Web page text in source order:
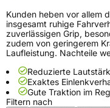
Kunden heben vor allem
insgesamt ruhige
zuverlässigen Grip,
zudem von geringerem
Laufleistung. Nachteile
Reduzierte
Exaktes
Gute Traktion im
Filtern nach